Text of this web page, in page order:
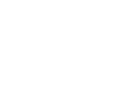
Ausübung der
einer
beantragen
beantragen
(eAT) beantragen
(weitere